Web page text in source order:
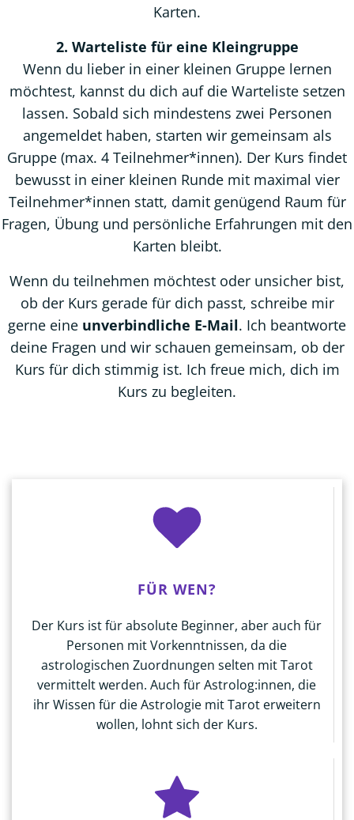
Karten.
2. Warteliste für eine Kleingruppe
Wenn du lieber in einer kleinen Gruppe lernen
möchtest, kannst du dich auf die Warteliste setzen
lassen. Sobald sich mindestens zwei Personen
angemeldet haben, starten wir gemeinsam als
Gruppe (max. 4 Teilnehmer*innen). Der Kurs findet
bewusst in einer kleinen Runde mit maximal vier
Teilnehmer*innen statt, damit genügend Raum für
Fragen, Übung und persönliche Erfahrungen mit den
Karten bleibt.
Wenn du teilnehmen möchtest oder unsicher bist,
ob der Kurs gerade für dich passt, schreibe mir
gerne eine unverbindliche E-Mail. Ich beantworte
deine Fragen und wir schauen gemeinsam, ob der
Kurs für dich stimmig ist. Ich freue mich, dich im
Kurs zu begleiten.
FÜR WEN?
Der Kurs ist für absolute Beginner, aber auch für
Personen mit Vorkenntnissen, da die
astrologischen Zuordnungen selten mit Tarot
vermittelt werden. Auch für Astrolog:innen, die
ihr Wissen für die Astrologie mit Tarot erweitern
wollen, lohnt sich der Kurs.